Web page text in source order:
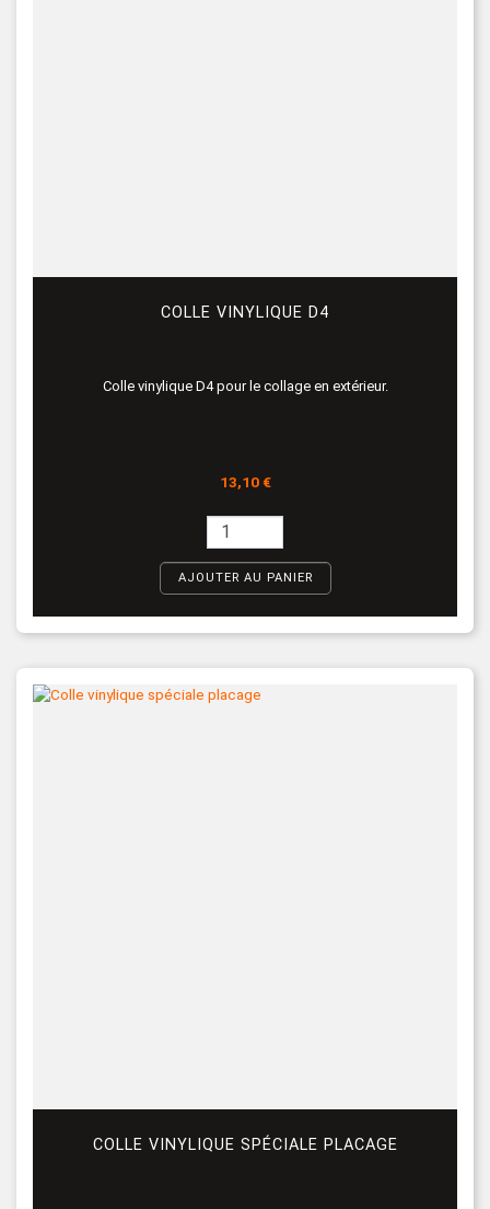
COLLE VINYLIQUE D4
Colle vinylique D4 pour le collage en extérieur.
Prix
13,10 €
AJOUTER AU PANIER
COLLE VINYLIQUE SPÉCIALE PLACAGE